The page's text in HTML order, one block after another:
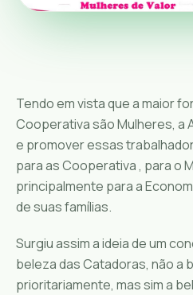
Tendo em vista que a maior
Cooperativa são Mulheres, a
e promover essas
para as Cooperativa , para o
principalmente para a
de suas famílias.
Surgiu assim a ideia de um
beleza das Catadoras, não a
prioritariamente, mas sim a